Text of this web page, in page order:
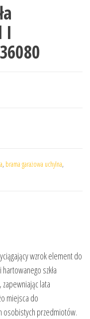
I
, brama garażowa uchylna,
wzrok element do
szkła
lata
miejsca do
osobistych przedmiotów.